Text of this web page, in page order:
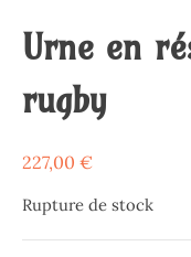
Urne en
rugby
227,00 €
Rupture de stock